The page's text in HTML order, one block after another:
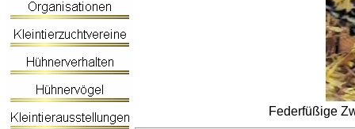
Federfüßige